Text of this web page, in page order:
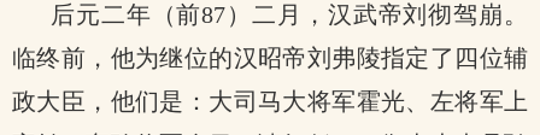
后元二年（前87）二月，汉武帝刘彻驾崩。
临终前，他为继位的汉昭帝刘弗陵指定了四位辅
政大臣，他们是：大司马大将军霍光、左将军上